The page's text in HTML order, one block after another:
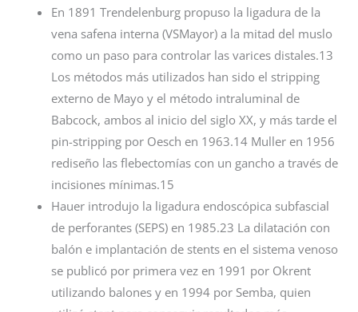
En 1891 Trendelenburg propuso la ligadura de la
vena safena interna (VSMayor) a la mitad del muslo
como un paso para controlar las varices distales.13
Los métodos más utilizados han sido el stripping
externo de Mayo y el método intraluminal de
Babcock, ambos al inicio del siglo XX, y más tarde el
pin-stripping por Oesch en 1963.14 Muller en 1956
rediseño las flebectomías con un gancho a través de
incisiones mínimas.15
Hauer introdujo la ligadura endoscópica subfascial
de perforantes (SEPS) en 1985.23 La dilatación con
balón e implantación de stents en el sistema venoso
se publicó por primera vez en 1991 por Okrent
utilizando balones y en 1994 por Semba, quien